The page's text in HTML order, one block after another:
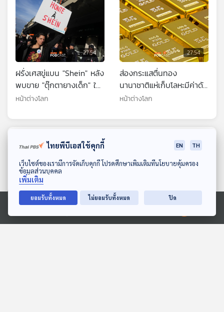
ดาวน์โหลด Thai PBS Podcast Application
Ⓒ 2020 องค์การกระจายเสียงและแพร่ภาพสาธารณะแห่งประเทศไทย
27:54
ฝรั่งเศสขู่แบน "Shein" หลัง
พบขาย "ตุ๊กตายางเด็ก" ใน
ออนไลน์
หน้าต่างโลก
27:54
ส่องกระแสตื่นทอง
นานาชาติแห่เก็บโลหะมีค่าดัน
ราคาพุ่ง
หน้าต่างโลก
ตอนที่เกี่ยวข้องไทยพีบีเอสใช้คุกกี้ EN TH
เว็บไซต์ของเรามีการจัดเก็บคุกกี้ โปรดศึกษาเพิ่มเติมที่นโยบายคุ้มครอง
ข้อมูลส่วนบุคคล
เพิ่มเติม
ยอมรับทั้งหมด ไม่ยอมรับทั้งหมด ปิด